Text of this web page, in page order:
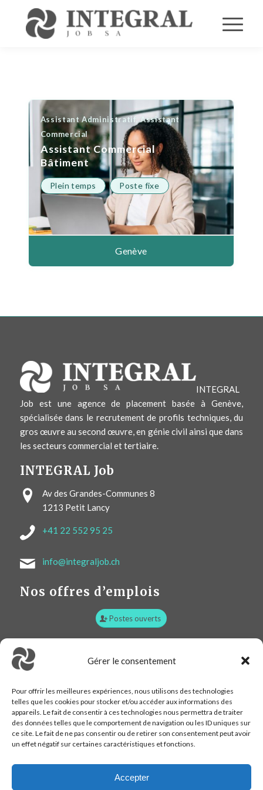
Gérer le consentement
Pour offrir les meilleures expériences, nous utilisons des technologies
telles que les cookies pour stocker et/ou accéder aux informations des
appareils. Le fait de consentir à ces technologies nous permettra de traiter
des données telles que le comportement de navigation ou les ID uniques sur
ce site. Le fait de ne pas consentir ou de retirer son consentement peut avoir
un effet négatif sur certaines caractéristiques et fonctions.
Accepter
Assistant Administratif, Assistant
Commercial
Assistant Commercial
Bâtiment
Plein temps Poste fixe
Genève
INTEGRAL
Job est une agence de placement basée à Genève,
spécialisée dans le recrutement de profils techniques, du
gros œuvre au second œuvre, en génie civil ainsi que dans
les secteurs commercial et tertiaire.
INTEGRAL Job
Av des Grandes-Communes 8
1213 Petit Lancy
+41 22 552 95 25
info@integraljob.ch
Nos offres d’emplois
Postes ouverts
Plan d’accès :